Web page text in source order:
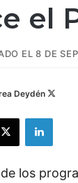
el
EL 8 DE
Deydén
w
los